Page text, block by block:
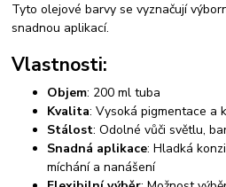
Tyto olejové barvy se vyznačují
snadnou aplikací.
Vlastnosti:
Objem: 200 ml tuba
Kvalita: Vysoká pigmentace a
Stálost: Odolné vůči světlu,
Snadná aplikace: Hladká
míchání a nanášení